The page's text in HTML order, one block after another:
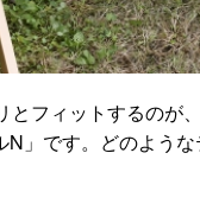
フィットするのが
」です。どのよう